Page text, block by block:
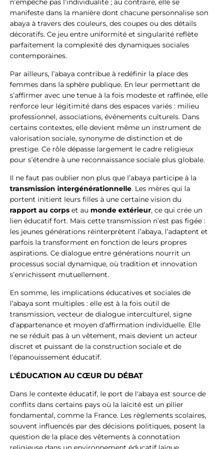
n’empêche pas l’individualité ; au contraire, elle se
manifeste dans la manière dont chacune personnalise son
abaya à travers des couleurs, des coupes ou des détails
décoratifs. Ce jeu entre uniformité et singularité reflète
parfaitement la complexité des dynamiques sociales
contemporaines.
Par ailleurs, l’abaya contribue à redéfinir la place des
femmes dans la sphère publique. En leur permettant de
s’affirmer avec une tenue à la fois modeste et raffinée, elle
renforce leur légitimité dans des espaces variés : milieu
professionnel, associations, événements culturels. Dans
certains contextes, elle devient même un instrument de
valorisation sociale, synonyme de distinction et de
prestige. Ce rôle dépasse largement le cadre religieux
pour s’étendre à une reconnaissance sociale plus globale.
Il ne faut pas oublier non plus que l’abaya participe à la
transmission intergénérationnelle. Les mères qui la
portent initient leurs filles à une certaine vision du
rapport au corps et au monde extérieur, ce qui crée un
lien éducatif fort. Mais cette transmission n’est pas figée :
les jeunes générations réinterprètent l’abaya, l’adaptent et
parfois la transforment en fonction de leurs propres
aspirations. Ce dialogue entre générations nourrit un
processus social dynamique, où tradition et innovation
s’enrichissent mutuellement.
En somme, les implications éducatives et sociales de
l’abaya sont multiples : elle est à la fois outil de
transmission, vecteur de dialogue interculturel, signe
d’appartenance et moyen d’affirmation individuelle. Elle
ne se réduit pas à un vêtement, mais devient un acteur
discret et puissant de la construction sociale et de
l’épanouissement éducatif.
L'ÉDUCATION AU CŒUR DU DÉBAT
Dans le contexte éducatif, le port de l'abaya est source de
conflits dans certains pays où la laïcité est un pilier
fondamental, comme la France. Les règlements scolaires,
souvent influencés par des décisions politiques, posent la
question de la place des vêtements à connotation